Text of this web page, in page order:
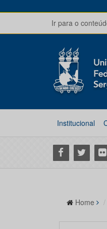
Ir para o
Institucional
Facebook
Twitter
Home